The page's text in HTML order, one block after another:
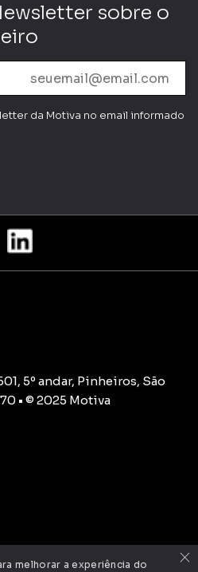
sobre o
da Motiva no email informado
5º andar, Pinheiros, São
• © 2025 Motiva
×
melhorar a experiência do